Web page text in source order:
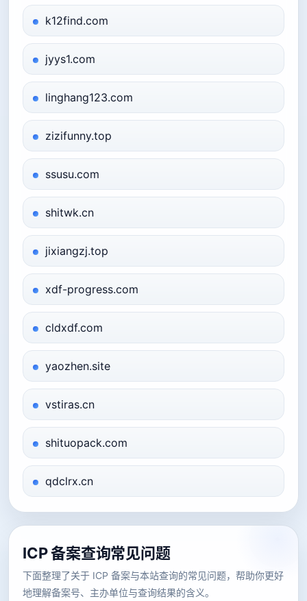
k12find.com
jyys1.com
linghang123.com
zizifunny.top
ssusu.com
shitwk.cn
jixiangzj.top
xdf-progress.com
cldxdf.com
yaozhen.site
vstiras.cn
shituopack.com
qdclrx.cn
ICP 备案查询常见问题
下面整理了关于 ICP 备案与本站查询的常见问题，帮助你更好
地理解备案号、主办单位与查询结果的含义。